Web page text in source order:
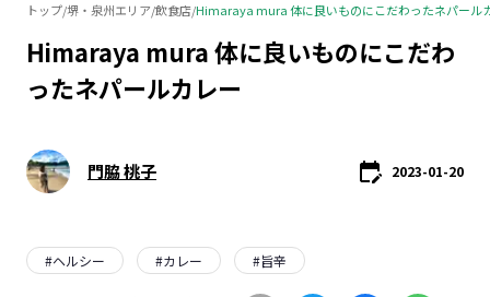
秋田エリア
山形エリア
福島エリア
茨城エリア
栃木エリア
東京23区エリア
神奈川エリア
福井エリア
山梨エリア
トップ/堺・泉州エリア/飲食店/Himaraya mura 体に良いものにこだわったネパール
Himaraya mura 体に良いものにこだわ
ったネパールカレー
門脇 桃子 2023-01-20
#ヘルシー #カレー #旨辛